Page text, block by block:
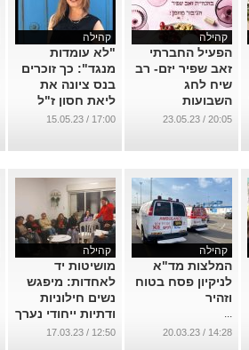
קהילה
הפעיל החברתי
זאב שפיר יזם- רב
שיח לחג
השבועות
...
20:05 / 23.05.23
קהילה
"לא עומדות
מנגד": כך זוכרים
בנס ציונה את
ליאת חסון ז"ל
...
17:00 / 15.05.23
קהילה
המלצות מד"א
לניקיון פסח בטוח
וזהיר
...
14:28 / 20.03.23
קהילה
מושיטות יד
לאחדות: מיפגש
נשים חילוניות
ודתיות ייחודי נערך
השבוע בנס ציונה
12:50 / 17.03.23